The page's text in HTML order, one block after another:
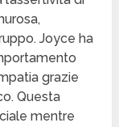
Joyce ha
grazie
Questa
mentre